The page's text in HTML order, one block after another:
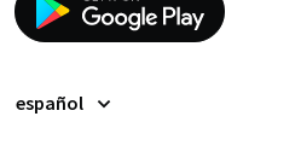
español